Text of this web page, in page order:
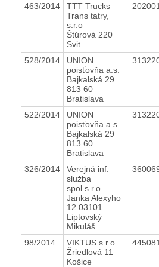
463/2014
TTT Trucks
Trans tatry,
s.r.o
Štúrová 220
Svit
528/2014
UNION
poisťovňa a.s.
Bajkalská 29
813 60
Bratislava
522/2014
UNION
poisťovňa a.s.
Bajkalská 29
813 60
Bratislava
326/2014
Verejná inf.
služba
spol.s.r.o.
Janka Alexyho
12 03101
Liptovský
Mikuláš
98/2014
VIKTUS s.r.o.
Žriedlová 11
Košice